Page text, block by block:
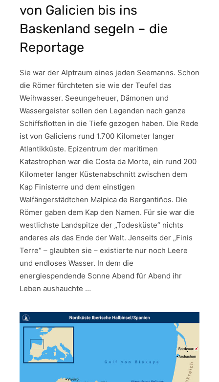
von Galicien bis ins
Baskenland segeln – die
Reportage
Sie war der Alptraum eines jeden Seemanns. Schon
die Römer fürchteten sie wie der Teufel das
Weihwasser. Seeungeheuer, Dämonen und
Wassergeister sollen den Legenden nach ganze
Schiffsflotten in die Tiefe gezogen haben. Die Rede
ist von Galiciens rund 1.700 Kilometer langer
Atlantikküste. Epizentrum der maritimen
Katastrophen war die Costa da Morte, ein rund 200
Kilometer langer Küstenabschnitt zwischen dem
Kap Finisterre und dem einstigen
Walfängerstädtchen Malpica de Bergantiños. Die
Römer gaben dem Kap den Namen. Für sie war die
westlichste Landspitze der „Todesküste“ nichts
anderes als das Ende der Welt. Jenseits der „Finis
Terre“ – glaubten sie – existierte nur noch Leere
und endloses Wasser. In dem die
energiespendende Sonne Abend für Abend ihr
Leben aushauchte …